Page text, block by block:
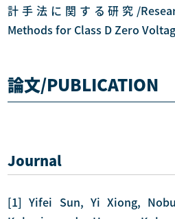
計手法に関する研究/
Methods for Class D Zero
論文/PUBLICATION
Journal
[1] Yifei Sun, Yi Xiong,